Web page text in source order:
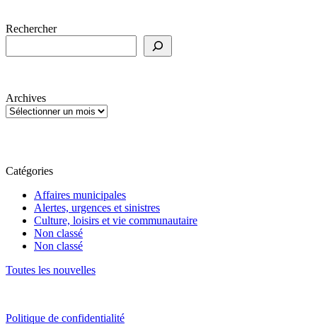
Rechercher
Archives
Catégories
Affaires municipales
Alertes, urgences et sinistres
Culture, loisirs et vie communautaire
Non classé
Non classé
Toutes les nouvelles
Politique de confidentialité